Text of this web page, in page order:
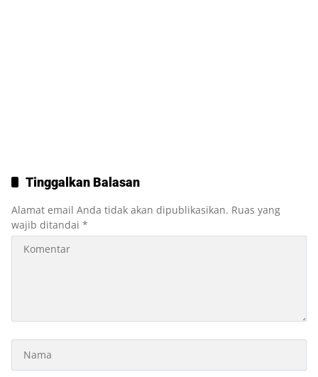
Tinggalkan Balasan
Alamat email Anda tidak akan dipublikasikan. Ruas yang
wajib ditandai *